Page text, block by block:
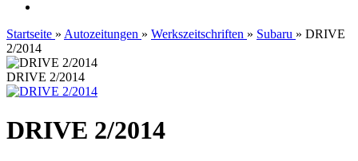
Startseite » Autozeitungen » Werkszeitschriften » Subaru » DRIVE
2/2014
DRIVE 2/2014
DRIVE 2/2014